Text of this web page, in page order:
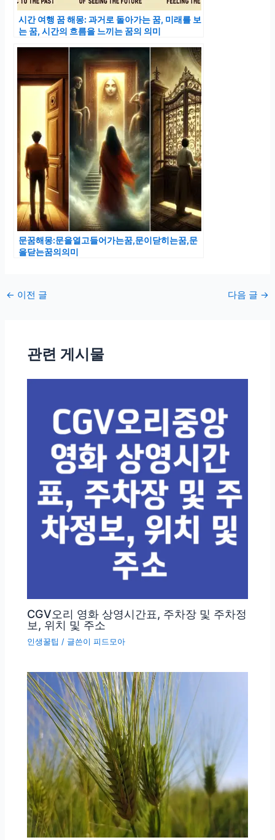
시간 여행 꿈 해몽: 과거로 돌아가는 꿈, 미래를 보
는 꿈, 시간의 흐름을 느끼는 꿈의 의미
문꿈해몽:문을열고들어가는꿈,문이닫히는꿈,문
을닫는꿈의의미
포
← 이전 글 다음 글 →
관련 게시물
CGV오리 영화 상영시간표, 주차장 및 주차정
보, 위치 및 주소
인생꿀팁 / 글쓴이피드모아